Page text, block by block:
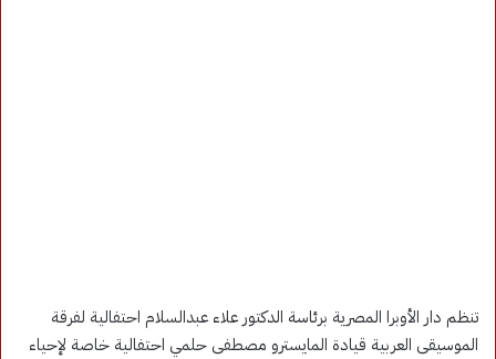
تنظم دار الأوبرا المصرية برئاسة الدكتور علاء عبدالسلام احتفالية لفرقة
الموسيقى العربية قيادة المايسترو مصطفى حلمي احتفالية خاصة لإحياء